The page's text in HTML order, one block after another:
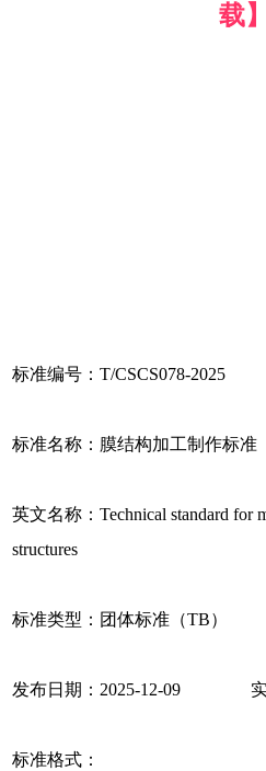
载】
标准编号：T/CSCS078-2025
标准名称：膜结构加工制作标准
英文名称：Technical standard for
structures
标准类型：团体标准（TB）
发布日期：2025-12-09 实施
标准格式：